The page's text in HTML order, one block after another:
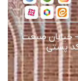
خیابان صنعت
– کد پستی